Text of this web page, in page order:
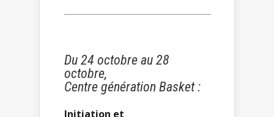
Du 24 octobre au 28
octobre,
Centre génération Basket :
Initiation et